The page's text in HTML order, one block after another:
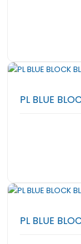
PL BLUE
PL BLUE